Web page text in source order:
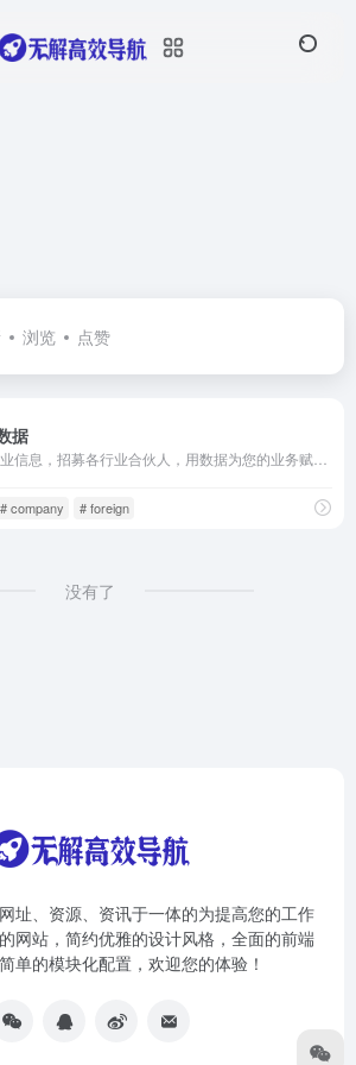
浏览 点赞
据
# company # foreign
没有了
址、资源、资讯于一体的为提高您的工作
网站，简约优雅的设计风格，全面的前端
单的模块化配置，欢迎您的体验！